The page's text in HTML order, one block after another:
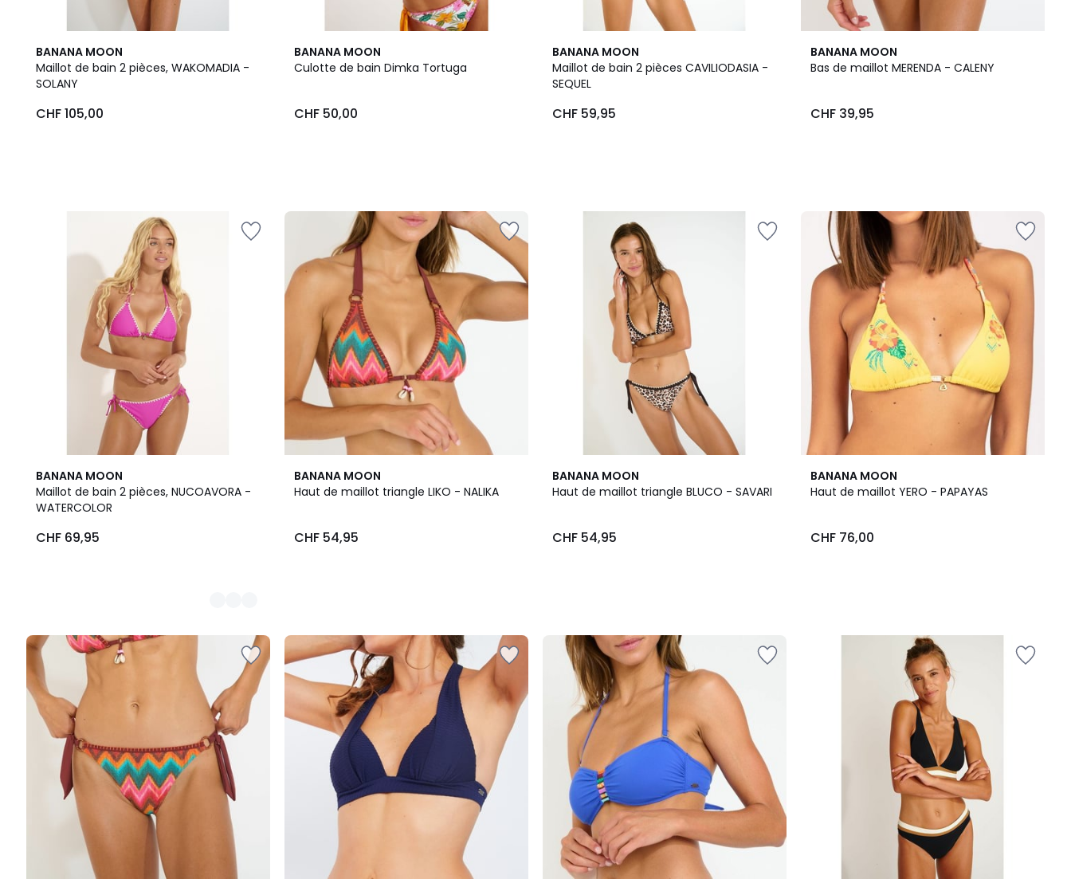
BANANA MOON
Maillot de bain 2 pièces, WAKOMADIA -
SOLANY
CHF 105,00
BANANA MOON
Culotte de bain Dimka Tortuga
CHF 50,00
BANANA MOON
Maillot de bain 2 pièces CAVILIODASIA -
SEQUEL
CHF 59,95
BANANA MOON
Bas de maillot MERENDA - CALENY
CHF 39,95
BANANA MOON
Maillot de bain 2 pièces, NUCOAVORA -
WATERCOLOR
CHF 69,95
3
Couleurs
BANANA MOON
Haut de maillot triangle LIKO - NALIKA
CHF 54,95
BANANA MOON
Haut de maillot triangle BLUCO - SAVARI
CHF 54,95
BANANA MOON
Haut de maillot YERO - PAPAYAS
CHF 76,00